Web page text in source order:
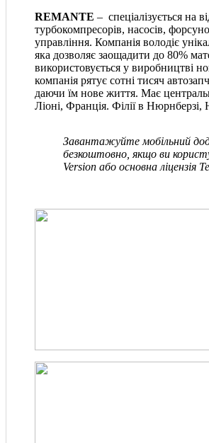
REMANTE – спеціалізується на
турбокомпресорів, насосів,
управління. Компанія володіє
яка дозволяє заощадити до 80%
використовується у виробництві
компанія рятує сотні тисяч
даючи їм нове життя. Має
Ліоні, Франція. Філії в Нюрнберзі,
Завантажуйте мобільний
безкоштовно, якщо ви
Version або основна ліцензія